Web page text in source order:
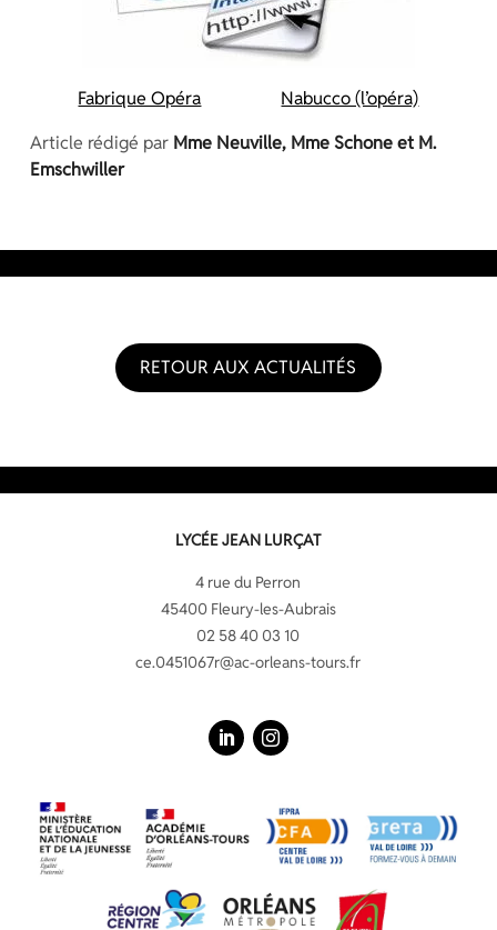
Fabrique Opéra
Nabucco (l’opéra)
Article rédigé par Mme Neuville, Mme Schone et M.
Emschwiller
RETOUR AUX ACTUALITÉS
LYCÉE JEAN LURÇAT
4 rue du Perron
45400 Fleury-les-Aubrais
02 58 40 03 10
ce.0451067r@ac-orleans-tours.fr